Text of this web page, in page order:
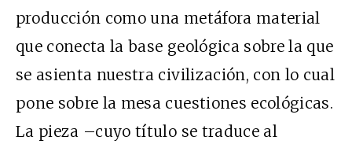
producción como una metáfora material
que conecta la base geológica sobre la que
se asienta nuestra civilización, con lo cual
pone sobre la mesa cuestiones ecológicas.
La pieza –cuyo título se traduce al